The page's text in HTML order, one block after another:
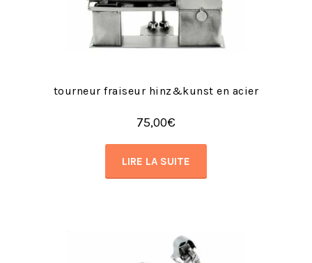
tourneur fraiseur hinz&kunst en acier
75,00€
LIRE LA SUITE